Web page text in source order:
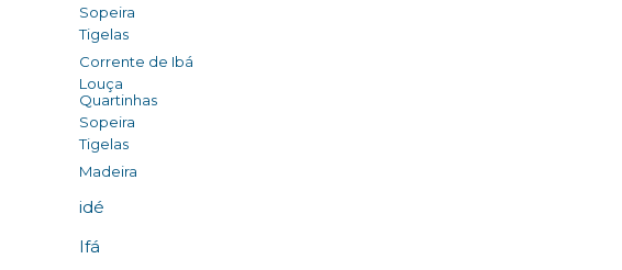
Sopeira
Tigelas
Corrente de Ibá
Louça
Quartinhas
Sopeira
Tigelas
Madeira
idé
Ifá